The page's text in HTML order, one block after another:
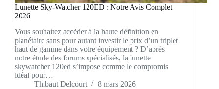
Lunette Sky-Watcher 120ED : Notre Avis Complet
2026
Vous souhaitez accéder à la haute définition en
planétaire sans pour autant investir le prix d’un triplet
haut de gamme dans votre équipement ? D’après
notre étude des forums spécialisés, la lunette
skywatcher 120ed s’impose comme le compromis
idéal pour…
Thibaut Delcourt
8 mars 2026